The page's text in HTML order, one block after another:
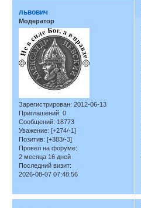
львович
Модератор
Зарегистрирован: 2012-06-13
Приглашений: 0
Сообщений: 18773
Уважение: [+274/-1]
Позитив: [+383/-3]
Провел на форуме:
2 месяца 16 дней
Последний визит:
2026-08-07 07:48:56